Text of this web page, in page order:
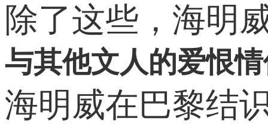
除了这些，海明
与其他文人的爱恨
海明威在巴黎结